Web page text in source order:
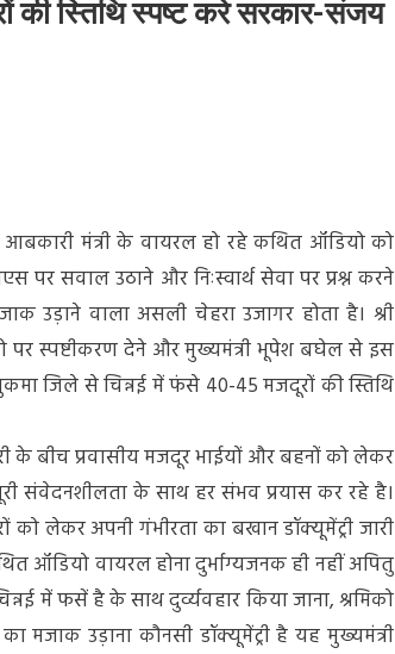
की स्तिथि स्पष्ट करे सरकार-संजय
आबकारी मंत्री के वायरल हो रहे कथित ऑडियो को
सवाल उठाने और निःस्वार्थ सेवा पर प्रश्न करने
उड़ाने वाला असली चेहरा उजागर होता है। श्री
पर स्पष्टीकरण देने और मुख्यमंत्री भूपेश बघेल से इस
जिले से चिन्नई में फंसे 40-45 मजदूरों की स्तिथि
के बीच प्रवासीय मजदूर भाईयों और बहनों को लेकर
संवेदनशीलता के साथ हर संभव प्रयास कर रहे है।
को लेकर अपनी गंभीरता का बखान डॉक्यूमेंट्री जारी
ऑडियो वायरल होना दुर्भाग्यजनक ही नहीं अपितु
में फसें है के साथ दुर्व्यवहार किया जाना, श्रमिको
मजाक उड़ाना कौनसी डॉक्यूमेंट्री है यह मुख्यमंत्री